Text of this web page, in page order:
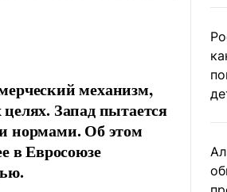
механизм,
Запад пытается
нормами. Об этом
в Евросоюзе